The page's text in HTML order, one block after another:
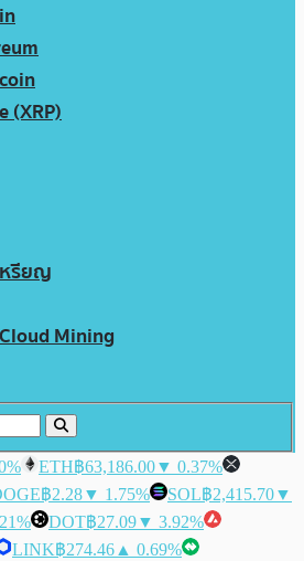
(XRP)
หรียญ
Mining
ETH฿63,186.00▼ 0.37%
฿2.28▼ 1.75% SOL฿2,415.70▼
DOT฿27.09▼ 3.92%
LINK฿274.46 ▲ 0.69%